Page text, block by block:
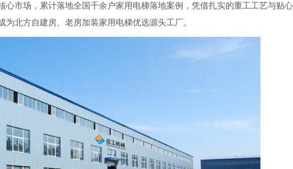
心市场，累计落地全国千余户家用电梯落地案例，凭借扎实的重工工艺与贴心
北方自建房、老房加装家用电梯优选源头工厂。